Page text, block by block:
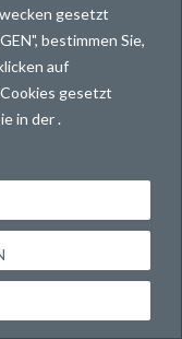
gesetzt
bestimmen Sie,
auf
Cookies gesetzt
in der .
Leslie Brenner.